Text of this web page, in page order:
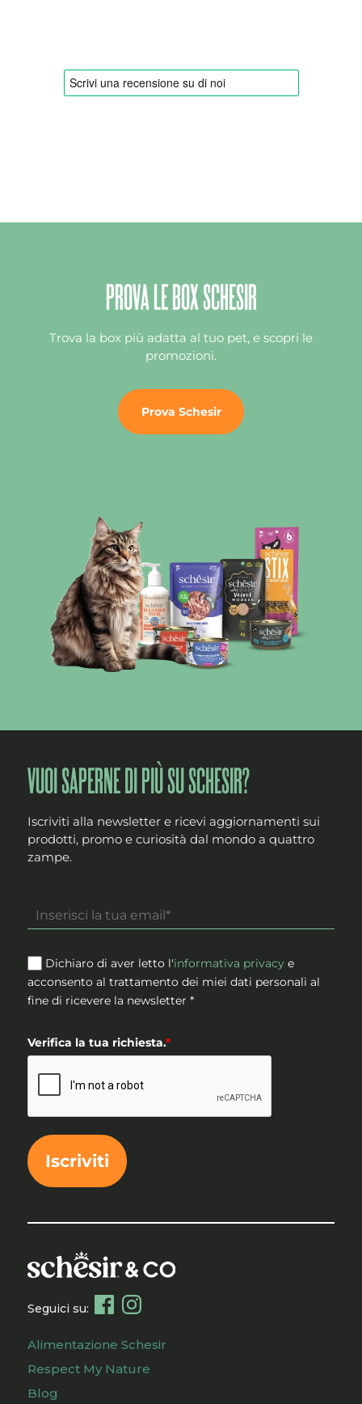
PROVA LE BOX SCHESIR
Trova la box più adatta al tuo pet, e scopri le
promozioni.
Prova Schesir
VUOI SAPERNE DI PIÙ SU SCHESIR?
Iscriviti alla newsletter e ricevi aggiornamenti sui
prodotti, promo e curiosità dal mondo a quattro
zampe.
Dichiaro di aver letto l'informativa privacye
acconsento al trattamento dei miei dati personali al
fine di ricevere la newsletter *
Verifica la tua richiesta.*
Iscriviti
Seguici su:
Alimentazione Schesir
Respect My Nature
Blog